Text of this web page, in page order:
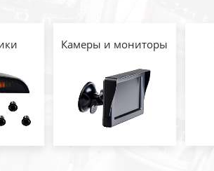
Камеры и мониторы